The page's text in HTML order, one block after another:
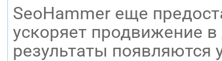
SeoHammer еще
ускоряет продвижение
результаты появляются